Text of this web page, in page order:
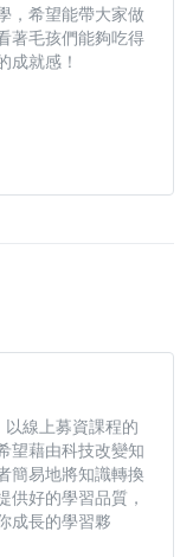
，希望能帶大家做
著毛孩們能夠吃得
成就感！
線上募資課程的
望藉由科技改變知
簡易地將知識轉換
供好的學習品質，
成長的學習夥